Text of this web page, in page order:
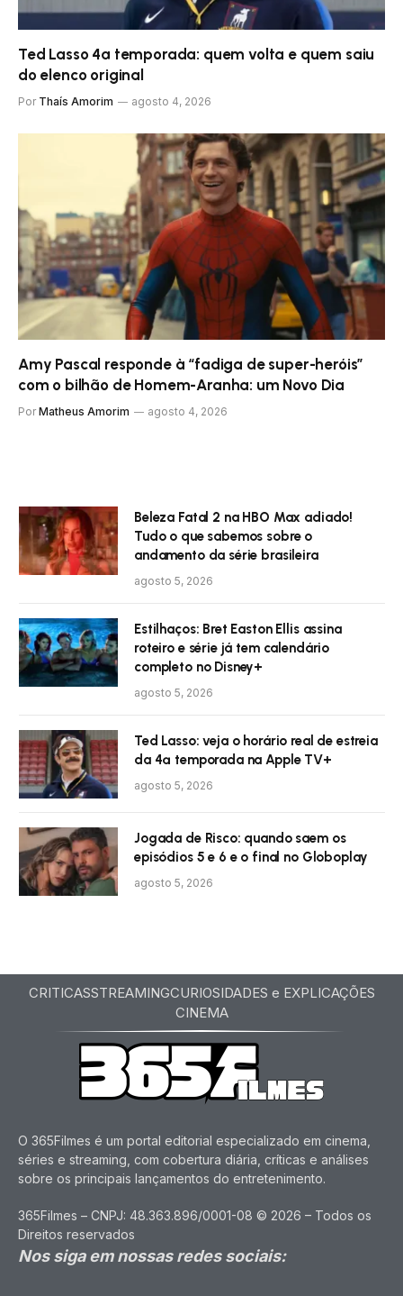
Ted Lasso 4ª temporada: quem volta e quem saiu
do elenco original
Por Thaís Amorim agosto 4, 2026
Amy Pascal responde à “fadiga de super-heróis”
com o bilhão de Homem-Aranha: um Novo Dia
Por Matheus Amorim agosto 4, 2026
Beleza Fatal 2 na HBO Max adiado!
Tudo o que sabemos sobre o
andamento da série brasileira
agosto 5, 2026
Estilhaços: Bret Easton Ellis assina
roteiro e série já tem calendário
completo no Disney+
agosto 5, 2026
Ted Lasso: veja o horário real de estreia
da 4ª temporada na Apple TV+
agosto 5, 2026
Jogada de Risco: quando saem os
episódios 5 e 6 e o final no Globoplay
agosto 5, 2026
CRITICASSTREAMINGCURIOSIDADES e EXPLICAÇÕES
CINEMA
O 365Filmes é um portal editorial especializado em cinema,
séries e streaming, com cobertura diária, críticas e análises
sobre os principais lançamentos do entretenimento.
365Filmes – CNPJ: 48.363.896/0001-08 © 2026 – Todos os
Direitos reservados
Nos siga em nossas redes sociais: